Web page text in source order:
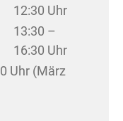
12:30 Uhr
13:30 –
16:30 Uhr
Uhr (März